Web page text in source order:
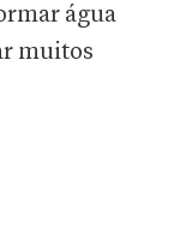
água
muitos